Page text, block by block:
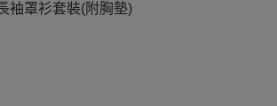
袖罩衫套裝(附胸墊)